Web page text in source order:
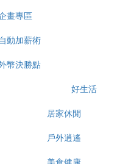
畫專區
動加薪術
幣決勝點
好生活
居家休閒
戶外逍遙
美食健康